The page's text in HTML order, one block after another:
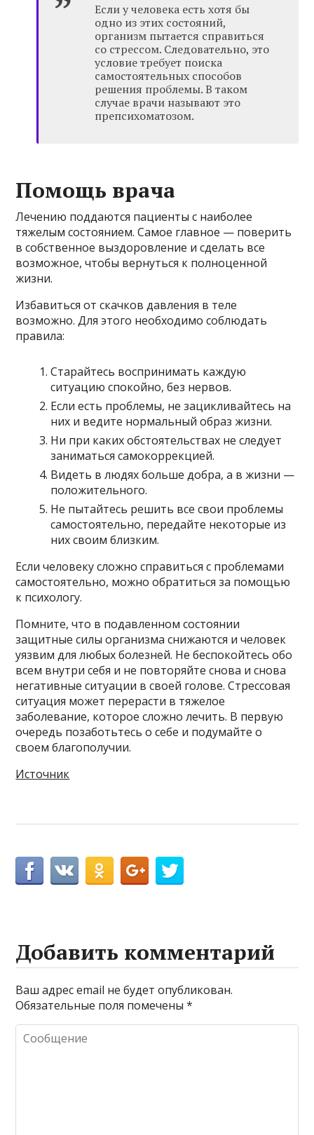
Если у человека есть хотя бы
одно из этих состояний,
организм пытается справиться
со стрессом. Следовательно, это
условие требует поиска
самостоятельных способов
решения проблемы. В таком
случае врачи называют это
препсихоматозом.
Помощь врача
Лечению поддаются пациенты с наиболее
тяжелым состоянием. Самое главное — поверить
в собственное выздоровление и сделать все
возможное, чтобы вернуться к полноценной
жизни.
Избавиться от скачков давления в теле
возможно. Для этого необходимо соблюдать
правила:
Старайтесь воспринимать каждую
ситуацию спокойно, без нервов.
Если есть проблемы, не зацикливайтесь на
них и ведите нормальный образ жизни.
Ни при каких обстоятельствах не следует
заниматься самокоррекцией.
Видеть в людях больше добра, а в жизни —
положительного.
Не пытайтесь решить все свои проблемы
самостоятельно, передайте некоторые из
них своим близким.
Если человеку сложно справиться с проблемами
самостоятельно, можно обратиться за помощью
к психологу.
Помните, что в подавленном состоянии
защитные силы организма снижаются и человек
уязвим для любых болезней. Не беспокойтесь обо
всем внутри себя и не повторяйте снова и снова
негативные ситуации в своей голове. Стрессовая
ситуация может перерасти в тяжелое
заболевание, которое сложно лечить. В первую
очередь позаботьтесь о себе и подумайте о
своем благополучии.
Источник
Добавить комментарий
Ваш адрес email не будет опубликован.
Обязательные поля помечены*